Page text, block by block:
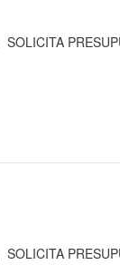
SOLICITA
SOLICITA